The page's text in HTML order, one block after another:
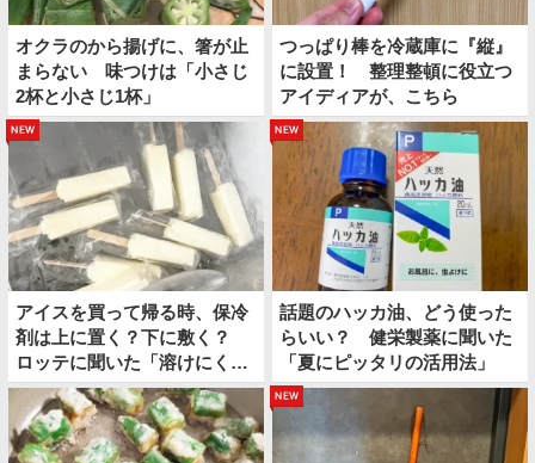
オクラのから揚げに、箸が止
まらない 味つけは「小さじ
2杯と小さじ1杯」
つっぱり棒を冷蔵庫に『縦』
に設置！ 整理整頓に役立つ
アイディアが、こちら
アイスを買って帰る時、保冷
剤は上に置く？下に敷く？
ロッテに聞いた「溶けにくい
持ち帰り方」
new
話題のハッカ油、どう使った
らいい？ 健栄製薬に聞いた
「夏にピッタリの活用法」